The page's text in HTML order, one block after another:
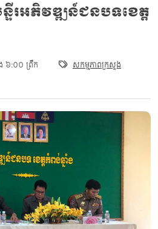
រអភិវឌ្ឍន៍ជនបទខេត្ត
៦:០០ ព្រឹក សកម្មភាពក្រសួង